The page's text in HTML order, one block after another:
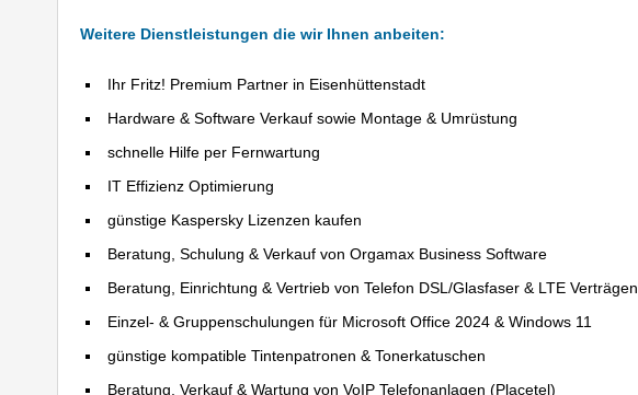
Weitere Dienstleistungen die wir Ihnen anbeiten:
Ihr Fritz! Premium Partner in Eisenhüttenstadt
Hardware & Software Verkauf sowie Montage & Umrüstung
schnelle Hilfe per Fernwartung
IT Effizienz Optimierung
günstige Kaspersky Lizenzen kaufen
Beratung, Schulung & Verkauf von Orgamax Business Software
Beratung, Einrichtung & Vertrieb von Telefon DSL/Glasfaser & LTE Verträgen
Einzel- & Gruppenschulungen für Microsoft Office 2024 & Windows 11
günstige kompatible Tintenpatronen & Tonerkatuschen
Beratung, Verkauf & Wartung von VoIP Telefonanlagen (Placetel)